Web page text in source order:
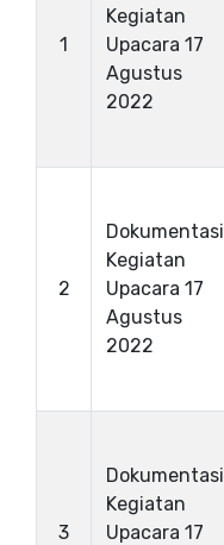
1
Kegiatan
Upacara 17
Agustus
2022
2
Dokumentasi
Kegiatan
Upacara 17
Agustus
2022
3
Dokumentasi
Kegiatan
Upacara 17